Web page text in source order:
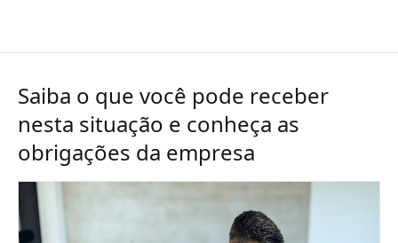
Saiba o que você pode receber
nesta situação e conheça as
obrigações da empresa